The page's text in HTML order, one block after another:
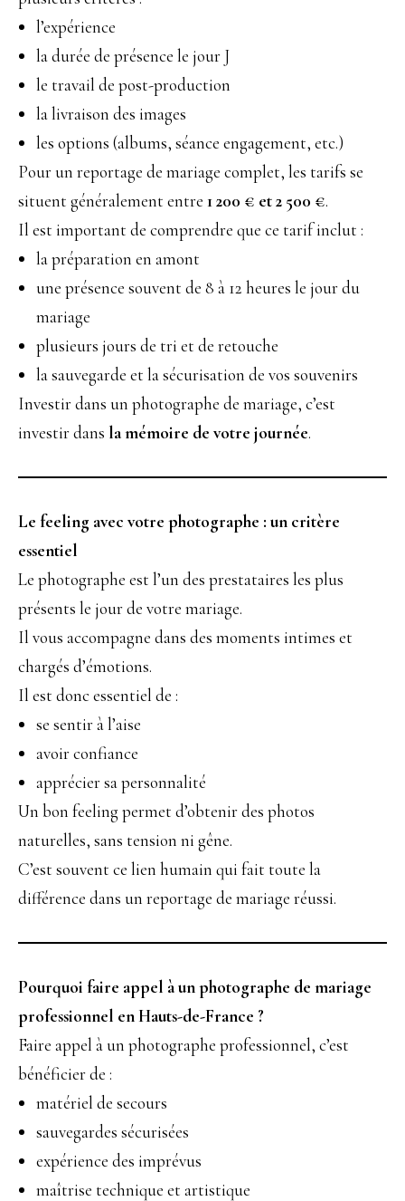
l’expérience
la durée de présence le jour J
le travail de post-production
la livraison des images
les options (albums, séance engagement, etc.)
Pour un reportage de mariage complet, les tarifs se
situent généralement entre 1 200 € et 2 500 €.
Il est important de comprendre que ce tarif inclut :
la préparation en amont
une présence souvent de 8 à 12 heures le jour du
mariage
plusieurs jours de tri et de retouche
la sauvegarde et la sécurisation de vos souvenirs
Investir dans un photographe de mariage, c’est
investir dans la mémoire de votre journée.
Le feeling avec votre photographe : un critère
essentiel
Le photographe est l’un des prestataires les plus
présents le jour de votre mariage.
Il vous accompagne dans des moments intimes et
chargés d’émotions.
Il est donc essentiel de :
se sentir à l’aise
avoir confiance
apprécier sa personnalité
Un bon feeling permet d’obtenir des photos
naturelles, sans tension ni gêne.
C’est souvent ce lien humain qui fait toute la
différence dans un reportage de mariage réussi.
Pourquoi faire appel à un photographe de mariage
professionnel en Hauts-de-France ?
Faire appel à un photographe professionnel, c’est
bénéficier de :
matériel de secours
sauvegardes sécurisées
expérience des imprévus
maîtrise technique et artistique